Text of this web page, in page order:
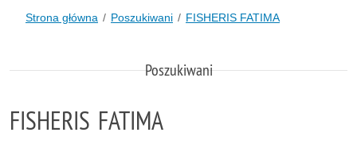
Strona główna Poszukiwani FISHERIS FATIMA
Poszukiwani
FISHERIS FATIMA